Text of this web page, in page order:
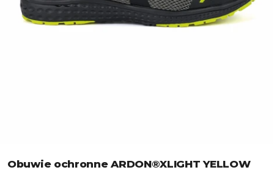
Obuwie ochronne ARDON®XLIGHT YELLOW